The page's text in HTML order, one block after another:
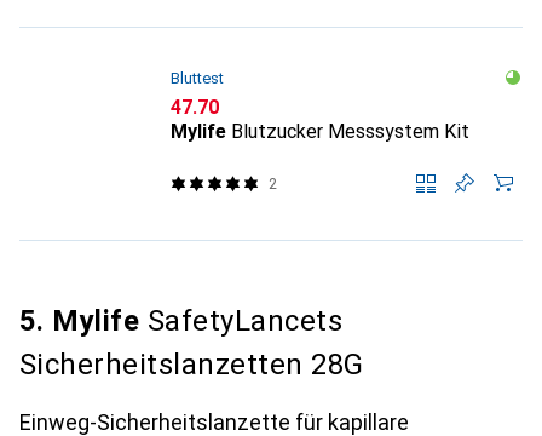
Bluttest
CHF
47.70
Mylife Blutzucker Messsystem Kit
2
5. Mylife SafetyLancets
Sicherheitslanzetten 28G
Einweg-Sicherheitslanzette für kapillare